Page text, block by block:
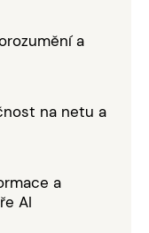
a
na netu a
a
AI